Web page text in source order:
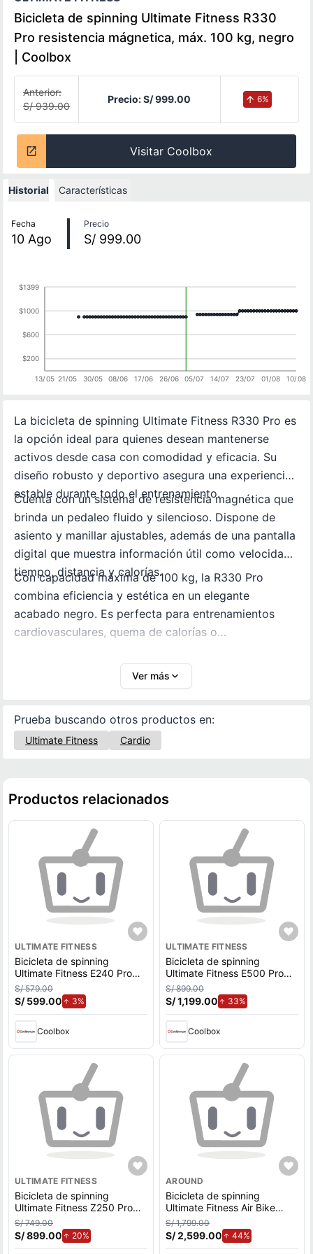
Bicicleta de spinning Ultimate Fitness R330
Pro resistencia mágnetica, máx. 100 kg, negro
| Coolbox
Anterior:
S/ 939.00
Precio:S/ 999.00 6%
Visitar Coolbox
Historial Características
Fecha
10 Ago
Precio
S/ 999.00
13/05 21/05 30/05 08/06 17/06 26/06 05/07 14/07 23/07 01/08 10/08
$200
$600
$1000
$1399
La bicicleta de spinning Ultimate Fitness R330 Pro es
la opción ideal para quienes desean mantenerse
activos desde casa con comodidad y eficacia. Su
diseño robusto y deportivo asegura una experiencia
estable durante todo el entrenamiento.
Cuenta con un sistema de resistencia magnética que
brinda un pedaleo fluido y silencioso. Dispone de
asiento y manillar ajustables, además de una pantalla
digital que muestra información útil como velocidad,
tiempo, distancia y calorías.
Con capacidad máxima de 100 kg, la R330 Pro
combina eficiencia y estética en un elegante
acabado negro. Es perfecta para entrenamientos
cardiovasculares, quema de calorías o
Ver más
Prueba buscando otros productos en:
Ultimate Fitness Cardio
Productos relacionados
ULTIMATE FITNESS
Bicicleta de spinning
Ultimate Fitness E240 Pro
resistencia magnética, máx
100kg, negro
S/ 579.00
S/ 599.00 3%
Coolbox
ULTIMATE FITNESS
Bicicleta de spinning
Ultimate Fitness E500 Pro
resistencia magnética, máx
110kg, negro
S/ 899.00
S/ 1,199.00 33%de aumento.
Coolbox
ULTIMATE FITNESS
Bicicleta de spinning
Ultimate Fitness Z250 Pro
resistencia industrial, máx
150kg, negro
S/ 749.00
S/ 899.00 20%
AROUND
Bicicleta de spinning
Ultimate Fitness Air Bike
resistencia de aire, máx.
160kg, negro
S/ 1,799.00
S/ 2,599.00 44%de aumento.